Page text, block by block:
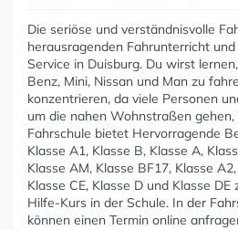
Die seriöse und verständnisvolle
herausragenden Fahrunterricht
Service in Duisburg. Du wirst
Benz, Mini, Nissan und Man zu
konzentrieren, da viele Personen
um die nahen Wohnstraßen
Fahrschule bietet Hervorragende
Klasse A1, Klasse B, Klasse A,
Klasse AM, Klasse BF17, Klasse
Klasse CE, Klasse D und Klasse
Hilfe-Kurs in der Schule. In der
können einen Termin online